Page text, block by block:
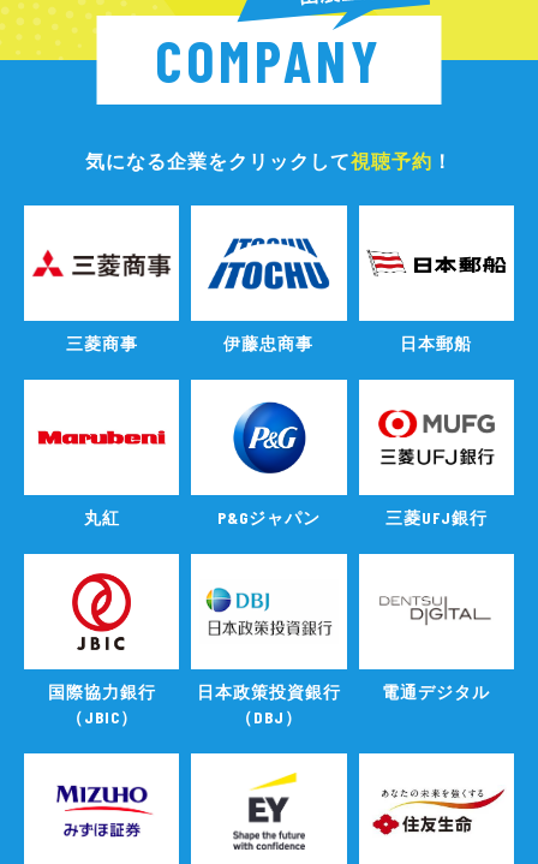
COMPANY
気になる企業をクリックして視聴予約 ！
三菱商事 伊藤忠商事 日本郵船
丸紅 P&Gジャパン 三菱UFJ銀行
国際協力銀行
（JBIC）
日本政策投資銀行
（DBJ）
電通デジタル